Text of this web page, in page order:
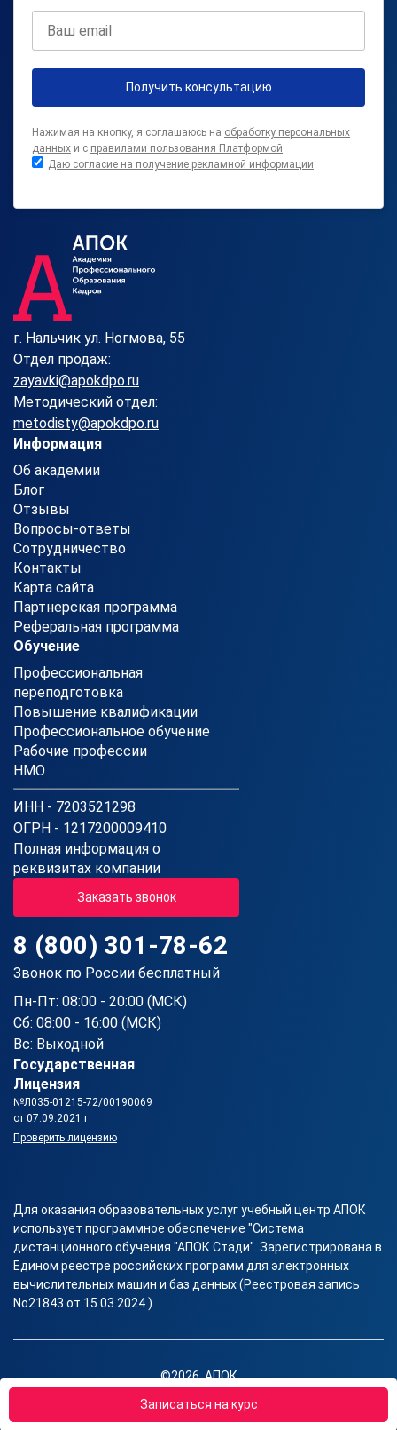
Записаться на курс
Получить консультацию
Нажимая на кнопку, я соглашаюсь на обработку персональных
данных и с правилами пользования Платформой
Даю согласие на получение рекламной информации
г. Нальчик ул. Ногмова, 55
Отдел продаж:
zayavki@apokdpo.ru
Методический отдел:
metodisty@apokdpo.ru
Информация
Об академии
Блог
Отзывы
Вопросы-ответы
Сотрудничество
Контакты
Карта сайта
Партнерская программа
Реферальная программа
Обучение
Профессиональная
переподготовка
Повышение квалификации
Профессиональное обучение
Рабочие профессии
НМО
ИНН - 7203521298
ОГРН - 1217200009410
Полная информация о
реквизитах компании
Заказать звонок
8 (800) 301-78-62
Звонок по России бесплатный
Пн-Пт: 08:00 - 20:00 (МСК)
Сб: 08:00 - 16:00 (МСК)
Вс: Выходной
Государственная
Лицензия
№Л035-01215-72/00190069
от 07.09.2021 г.
Проверить лицензию
Для оказания образовательных услуг учебный центр АПОК
использует программное обеспечение "Система
дистанционного обучения "АПОК Стади". Зарегистрирована в
Едином реестре российских программ для электронных
вычислительных машин и баз данных (Реестровая запись
No21843 от 15.03.2024 ).
©2026, АПОК